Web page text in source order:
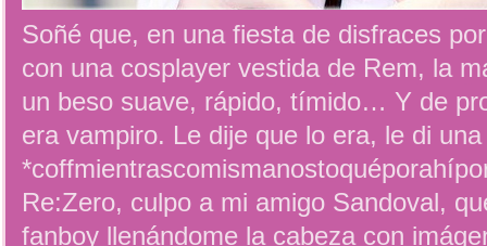
Soñé que, en una fiesta de disfraces
con una cosplayer vestida de Rem, la
un beso suave, rápido, tímido… Y de
era vampiro. Le dije que lo era, le di
Re:Zero, culpo a mi amigo Sandoval,
fanboy llenándome la cabeza con